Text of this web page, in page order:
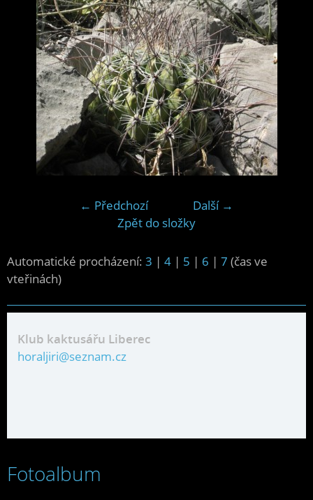
← Předchozí
Další →
Zpět do složky
Automatické procházení: 3 | 4 | 5 | 6 | 7 (čas ve
vteřinách)
Klub kaktusářu Liberec
horaljiri@seznam.cz
Fotoalbum